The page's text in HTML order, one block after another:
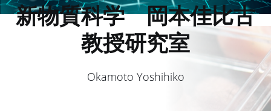
新物質科学 岡本佳比古
教授研究室
Okamoto Yoshihiko